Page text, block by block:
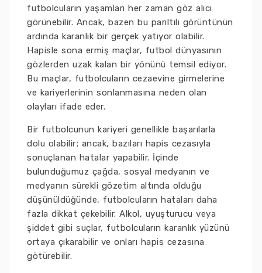
futbolcuların yaşamları her zaman göz alıcı
görünebilir. Ancak, bazen bu parıltılı görüntünün
ardında karanlık bir gerçek yatıyor olabilir.
Hapisle sona ermiş maçlar, futbol dünyasının
gözlerden uzak kalan bir yönünü temsil ediyor.
Bu maçlar, futbolcuların cezaevine girmelerine
ve kariyerlerinin sonlanmasına neden olan
olayları ifade eder.
Bir futbolcunun kariyeri genellikle başarılarla
dolu olabilir; ancak, bazıları hapis cezasıyla
sonuçlanan hatalar yapabilir. İçinde
bulunduğumuz çağda, sosyal medyanın ve
medyanın sürekli gözetim altında olduğu
düşünüldüğünde, futbolcuların hataları daha
fazla dikkat çekebilir. Alkol, uyuşturucu veya
şiddet gibi suçlar, futbolcuların karanlık yüzünü
ortaya çıkarabilir ve onları hapis cezasına
götürebilir.